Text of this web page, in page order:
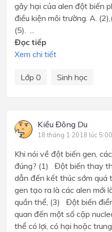
gây hại của alen đột biến
điều kiện môi trường.
(5). ...
Đọc tiếp
Xem chi tiết
Lớp 0 Sinh học
Kiều Đông Du
18 tháng 1 2018 lúc 5:00
Khi nói về đột biến gen,
đúng? (1) Đột biến thay
dẫn đến kết thúc sớm
gen tạo ra là các alen mới
quần thể, (3) Đột biến
quan đến một số cặp
thể có lợi, có hại hoặc